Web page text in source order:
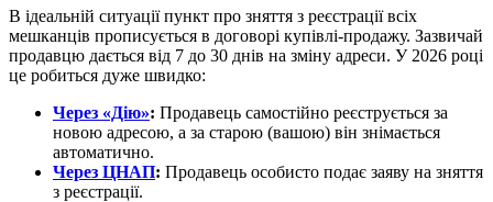
В ідеальній ситуації пункт про зняття з реєстрації всіх
мешканців прописується в договорі купівлі-продажу. Зазвичай
продавцю дається від 7 до 30 днів на зміну адреси. У 2026 році
це робиться дуже швидко:
Через «Дію»: Продавець самостійно реєструється за
новою адресою, а за старою (вашою) він знімається
автоматично.
Через ЦНАП: Продавець особисто подає заяву на зняття
з реєстрації.